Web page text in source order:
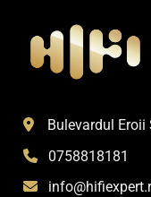
Bulevardul Eroii
0758818181